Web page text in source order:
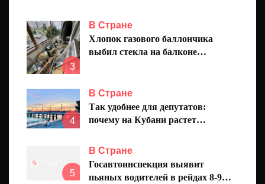
3
В Стране
Хлопок газового баллончика
выбил стекла на балконе
4
В Стране
Так удобнее для депутатов:
почему на Кубани растет
избранников
5
В Стране
Госавтоинспекция выявит
пьяных водителей в рейдах 8-9